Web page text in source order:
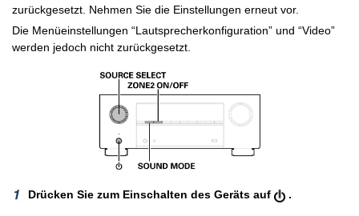
zurückgesetzt. Nehmen Sie die Einstellungen erneut vor.
Die Menüeinstellungen “Lautsprecherkonfiguration” und “Video”
werden jedoch nicht zurückgesetzt.
Drücken Sie zum Einschalten des Geräts auf .